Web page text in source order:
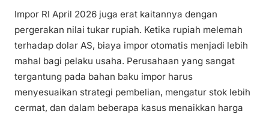
Impor RI April 2026 juga erat kaitannya dengan
pergerakan nilai tukar rupiah. Ketika rupiah melemah
terhadap dolar AS, biaya impor otomatis menjadi lebih
mahal bagi pelaku usaha. Perusahaan yang sangat
tergantung pada bahan baku impor harus
menyesuaikan strategi pembelian, mengatur stok lebih
cermat, dan dalam beberapa kasus menaikkan harga